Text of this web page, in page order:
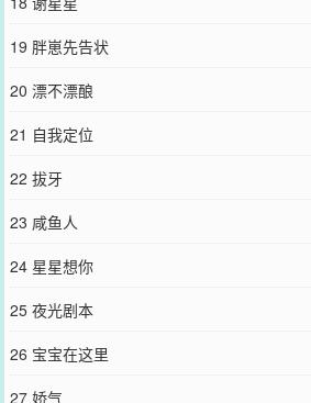
19 胖崽先告状
20 漂不漂酿
21 自我定位
22 拔牙
23 咸鱼人
24 星星想你
25 夜光剧本
26 宝宝在这里
27 娇气